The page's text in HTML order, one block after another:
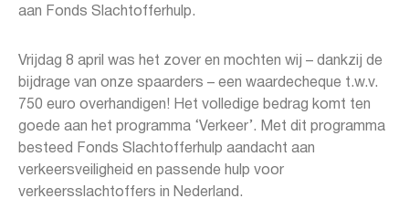
aan Fonds Slachtofferhulp.
Vrijdag 8 april was het zover en mochten wij – dankzij de
bijdrage van onze spaarders – een waardecheque t.w.v.
750 euro overhandigen! Het volledige bedrag komt ten
goede aan het programma ‘Verkeer’. Met dit programma
besteed Fonds Slachtofferhulp aandacht aan
verkeersveiligheid en passende hulp voor
verkeersslachtoffers in Nederland.